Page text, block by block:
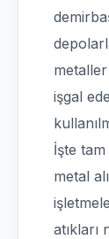
işgal
İşte
metal
atıkları